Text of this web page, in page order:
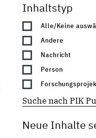
Inhaltstyp
Alle/Keine
Andere
Nachricht
Person
Suche nach PIK
Neue Inhalte